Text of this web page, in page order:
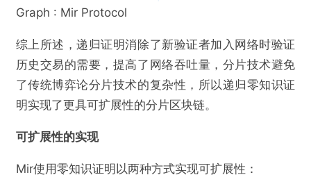
Graph : Mir Protocol
综上所述，递归证明消除了新验证者加入网络时验证
历史交易的需要，提高了网络吞吐量，分片技术避免
了传统博弈论分片技术的复杂性，所以递归零知识证
明实现了更具可扩展性的分片区块链。
可扩展性的实现
Mir使用零知识证明以两种方式实现可扩展性：